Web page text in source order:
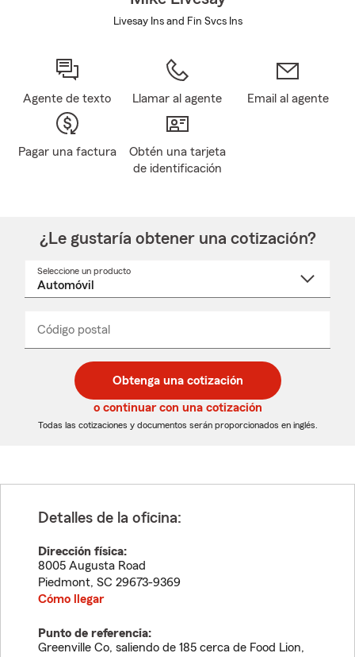
Livesay Ins and Fin Svcs Ins
Agente de texto Llamar al agente Email al agente
Pagar una factura
Obtén una tarjeta
de identificación
¿Le gustaría obtener una cotización?
Seleccione un producto
desplegable
Código postal
de
5
dígitos
de
5
dígitos
_____
Obtenga una cotización
o continuar con una cotización
Todas las cotizaciones y documentos serán proporcionados en inglés.
Detalles de la oficina:
Dirección física:
8005 Augusta Road
Piedmont, SC 29673-9369
Cómo llegar
Punto de referencia:
Greenville Co, saliendo de 185 cerca de Food Lion,